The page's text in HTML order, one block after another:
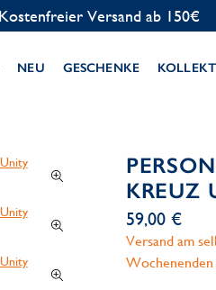
Kostenlose Personalisierung
NEU GESCHENKE
KREUZ
59,00 €
Versand am
Wochenenden